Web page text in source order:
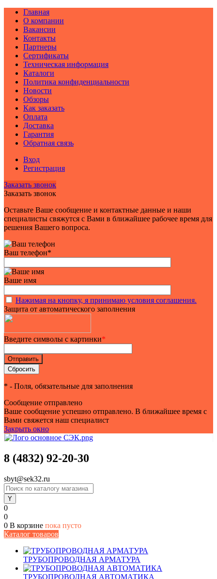
Главная
О компании
Вакансии
Контакты
Партнеры
Сертификаты
Техническая информация
Каталоги
Политика конфиденциальности
Новости
Обзоры
Как заказать
Оплата
Доставка
Гарантия
Обратная связь
Вход
Регистрация
Заказать звонок
Заказать звонок
Оставьте Ваше сообщение и контактные данные и наши
специалисты свяжутся с Вами в ближайшее рабочее время для
решения Вашего вопроса.
Ваш телефон*
Ваше имя
Нажимая на кнопку, я принимаю условия соглашения.
Защита от автоматического заполнения
Введите символы с картинки*
* - Поля, обязательные для заполнения
Сообщение отправлено
Ваше сообщение успешно отправлено. В ближайшее время с
Вами свяжется наш специалист
Закрыть окно
8 (4832) 92-20-30
sbyt@sek32.ru
0
0
0 В корзине пока пусто
Каталог товаров
ТРУБОПРОВОДНАЯ АРМАТУРА
ТРУБОПРОВОДНАЯ АВТОМАТИКА